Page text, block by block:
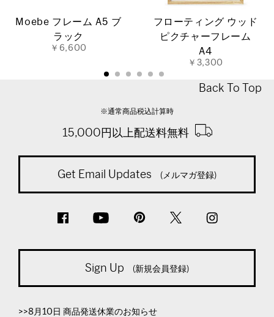
Moebe フレーム A5 ブ
ラック
￥6,600
フローティング ウッド
ピクチャーフレーム
A4
￥3,300
Back To Top
※通常商品税込計算時
15,000円以上配送料無料
Get Email Updates (メルマガ登録)
Sign Up (新規会員登録)
>>8月10日 商品発送休業のお知らせ